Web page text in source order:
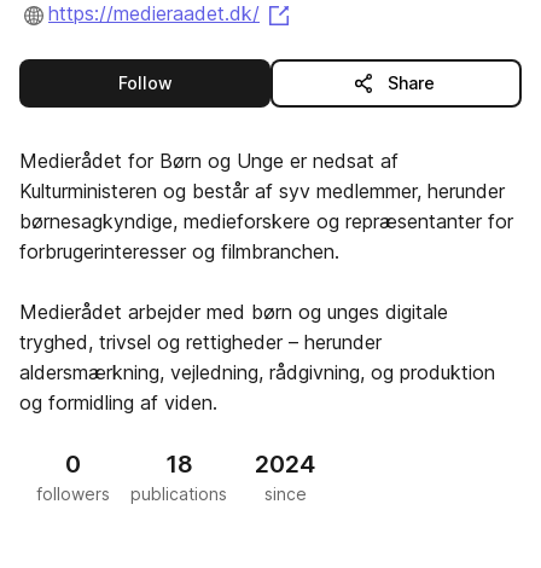
https://medieraadet.dk/
Followthis publisher Share
Medierådet for Børn og Unge er nedsat af
Kulturministeren og består af syv medlemmer, herunder
børnesagkyndige, medieforskere og repræsentanter for
forbrugerinteresser og filmbranchen.
Medierådet arbejder med børn og unges digitale
tryghed, trivsel og rettigheder – herunder
aldersmærkning, vejledning, rådgivning, og produktion
og formidling af viden.
0
followers
18
publications
2024
since